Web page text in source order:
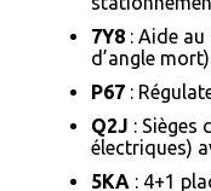
7Y8 : Aide
d’angle mort)
P67 :
Q2J : Sièges
électriques)
5KA : 4+1